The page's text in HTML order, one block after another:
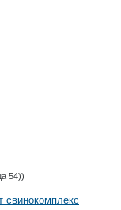
54))
свинокомплекс